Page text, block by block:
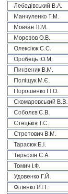
Лебедівський В.А.
Манчуленко Г.М.
Мовчан П.М.
Морозов О.В.
Олексіюк С.С.
Оробець Ю.М.
Пинзеник В.М.
Поліщук М.Є.
Порошенко П.О.
Скомаровський В.В.
Соболєв С.В.
Стецьків Т.С.
Стретович В.М.
Тарасюк Б.І.
Терьохін С.А.
Томич І.Ф.
Удовенко Г.Й.
Філенко В.П.